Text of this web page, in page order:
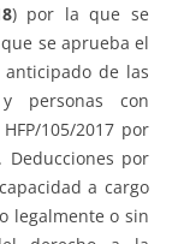
) por la que se
se aprueba el
de las
personas con
105/2017 por
. Deducciones por
a cargo
legalmente o sin